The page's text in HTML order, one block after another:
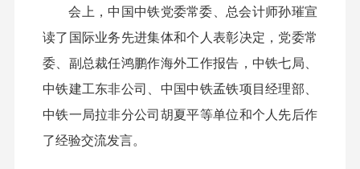
会上，中国中铁党委常委、总会计师孙璀宣
读了国际业务先进集体和个人表彰决定，党委常
委、副总裁任鸿鹏作海外工作报告，中铁七局、
中铁建工东非公司、中国中铁孟铁项目经理部、
中铁一局拉非分公司胡夏平等单位和个人先后作
了经验交流发言。